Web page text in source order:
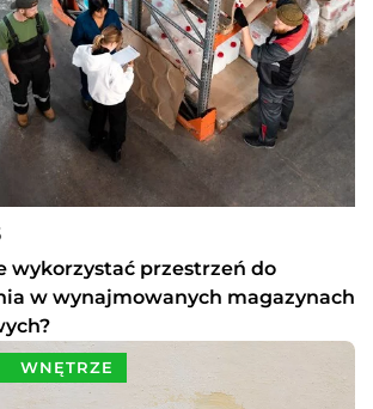
wykorzystać przestrzeń do
w wynajmowanych magazynach
WNĘTRZE